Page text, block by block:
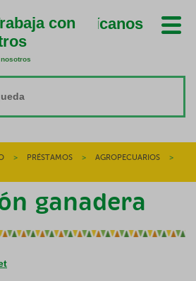
> PRÉSTAMOS > AGROPECUARIOS
>
ganadera